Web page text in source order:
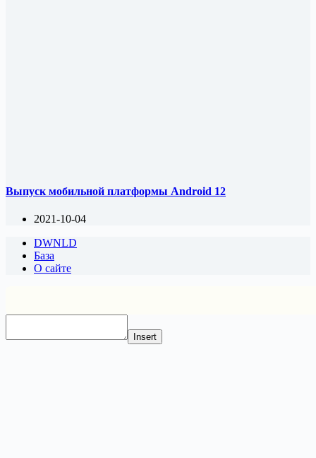
Выпуск мобильной платформы Android 12
2021-10-04
DWNLD
База
О сайте
Insert